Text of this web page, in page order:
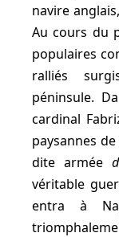
navire
Au cours du
populaires
ralliés
péninsule.
cardinal
paysannes
dite armée
véritable
entra à